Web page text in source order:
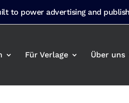
Für Verlage Über uns
to power advertising and